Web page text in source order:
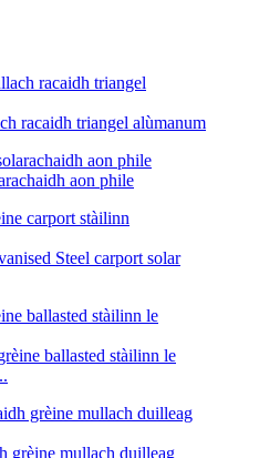
racaidh triangel alùmanum
aon phile
Steel carport solar
ballasted stàilinn le
grèine mullach duilleag